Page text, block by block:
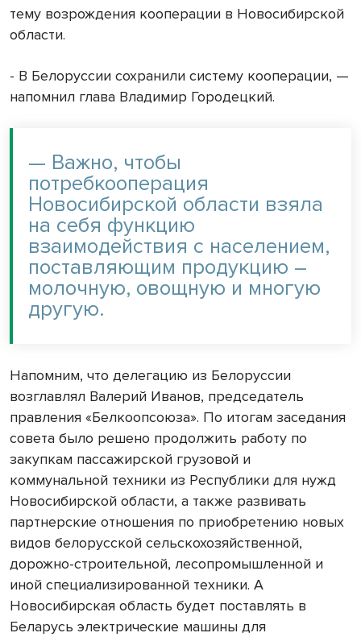
тему возрождения кооперации в Новосибирской
области.
- В Белоруссии сохранили систему кооперации, —
напомнил глава Владимир Городецкий.
— Важно, чтобы
потребкооперация
Новосибирской области взяла
на себя функцию
взаимодействия с населением,
поставляющим продукцию –
молочную, овощную и многую
другую.
Напомним, что делегацию из Белоруссии
возглавлял Валерий Иванов, председатель
правления «Белкоопсоюза». По итогам заседания
совета было решено продолжить работу по
закупкам пассажирской грузовой и
коммунальной техники из Республики для нужд
Новосибирской области, а также развивать
партнерские отношения по приобретению новых
видов белорусской сельскохозяйственной,
дорожно-строительной, лесопромышленной и
иной специализированной техники. А
Новосибирская область будет поставлять в
Беларусь электрические машины для